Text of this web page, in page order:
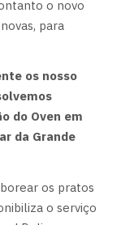
o novo
para
os nosso
do Oven em
da Grande
os pratos
o serviço